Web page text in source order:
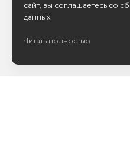
сайт, вы соглашаетесь со
данных.
Читать полностью